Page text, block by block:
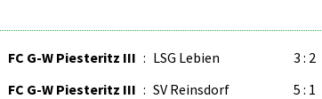
FC G-W Piesteritz III : LSG Lebien 3 : 2
FC G-W Piesteritz III : SV Reinsdorf 5 : 1